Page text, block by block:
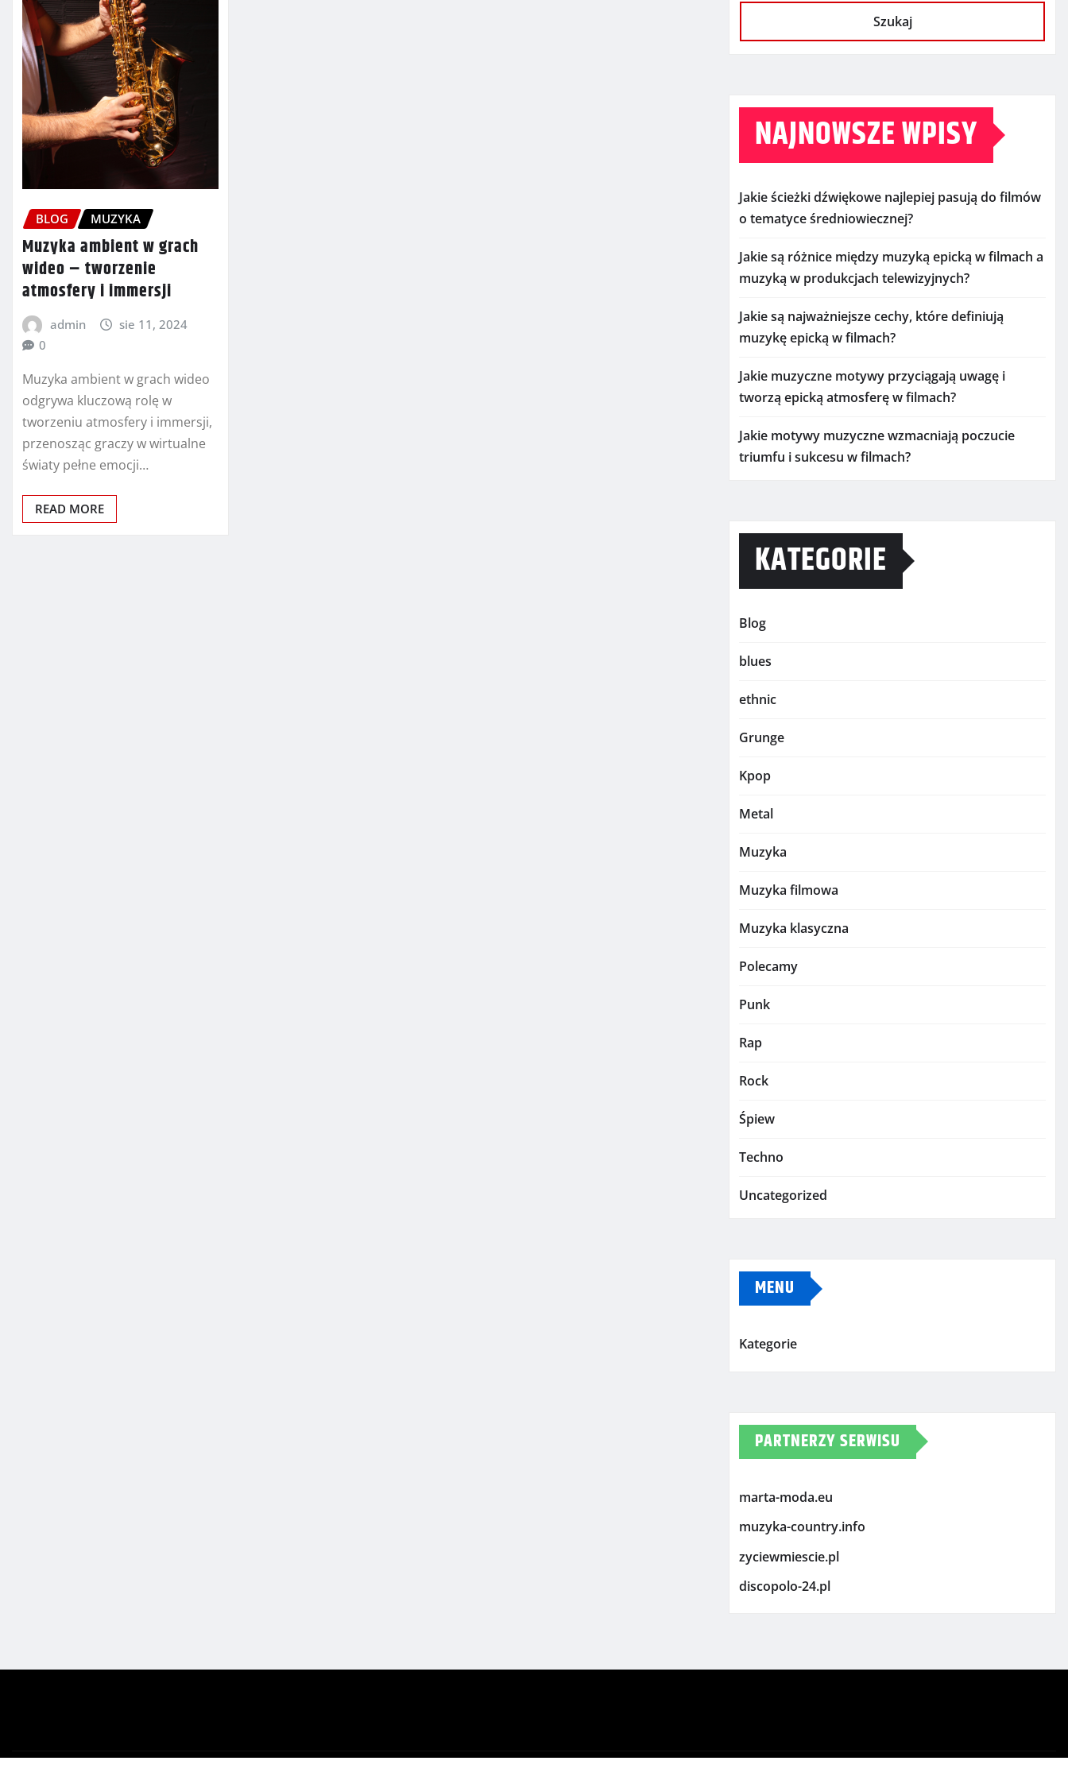
BLOG MUZYKA
Muzyka ambient w grach
wideo – tworzenie
atmosfery i immersji
admin
sie 11, 2024
0
Muzyka ambient w grach wideo
odgrywa kluczową rolę w
tworzeniu atmosfery i immersji,
przenosząc graczy w wirtualne
światy pełne emocji…
READ MORE
Szukaj
NAJNOWSZE WPISY
Jakie ścieżki dźwiękowe najlepiej pasują do filmów
o tematyce średniowiecznej?
Jakie są różnice między muzyką epicką w filmach a
muzyką w produkcjach telewizyjnych?
Jakie są najważniejsze cechy, które definiują
muzykę epicką w filmach?
Jakie muzyczne motywy przyciągają uwagę i
tworzą epicką atmosferę w filmach?
Jakie motywy muzyczne wzmacniają poczucie
triumfu i sukcesu w filmach?
KATEGORIE
Blog
blues
ethnic
Grunge
Kpop
Metal
Muzyka
Muzyka filmowa
Muzyka klasyczna
Polecamy
Punk
Rap
Rock
Śpiew
Techno
Uncategorized
MENU
Kategorie
PARTNERZY SERWISU
marta-moda.eu
muzyka-country.info
zyciewmiescie.pl
discopolo-24.pl